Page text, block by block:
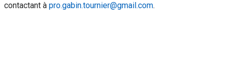
contactant à pro.gabin.tournier@gmail.com.